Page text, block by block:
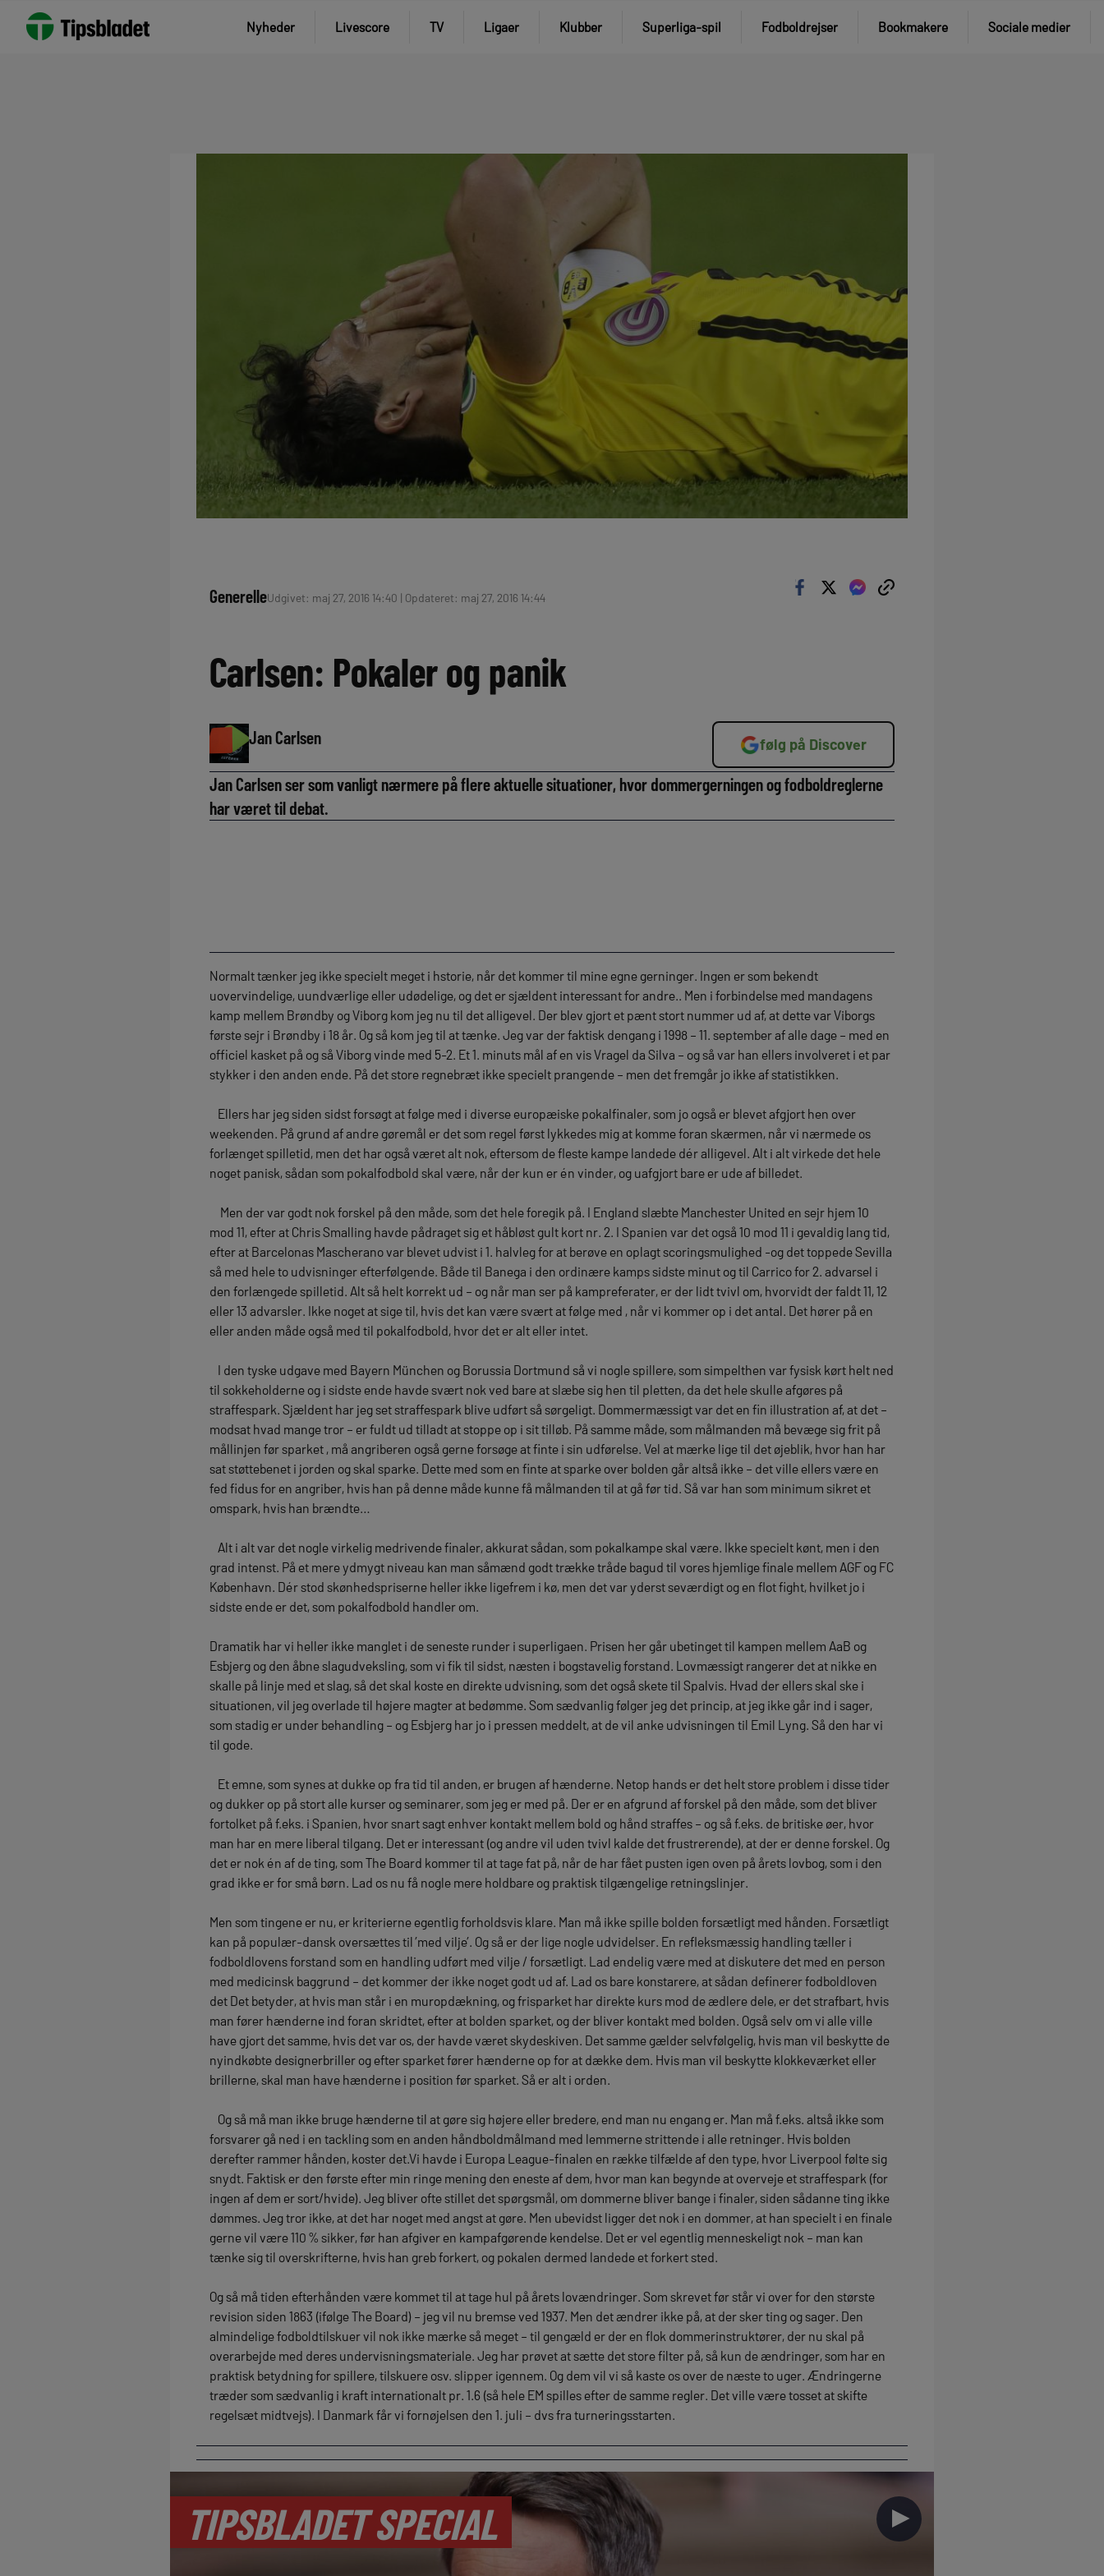
Nyheder Livescore TV Ligaer Klubber Superliga-spil Fodboldrejser Bookmakere Sociale medier
GenerelleUdgivet: maj 27, 2016 14:40 | Opdateret: maj 27, 2016 14:44
Carlsen: Pokaler og panik
Jan Carlsen følg på Discover
Jan Carlsen ser som vanligt nærmere på flere aktuelle situationer, hvor dommergerningen og fodboldreglerne
har været til debat.
Normalt tænker jeg ikke specielt meget i hstorie, når det kommer til mine egne gerninger. Ingen er som bekendt
uovervindelige, uundværlige eller udødelige, og det er sjældent interessant for andre.. Men i forbindelse med mandagens
kamp mellem Brøndby og Viborg kom jeg nu til det alligevel. Der blev gjort et pænt stort nummer ud af, at dette var Viborgs
første sejr i Brøndby i 18 år. Og så kom jeg til at tænke. Jeg var der faktisk dengang i 1998 – 11. september af alle dage – med en
officiel kasket på og så Viborg vinde med 5-2. Et 1. minuts mål af en vis Vragel da Silva – og så var han ellers involveret i et par
stykker i den anden ende. På det store regnebræt ikke specielt prangende – men det fremgår jo ikke af statistikken.
Ellers har jeg siden sidst forsøgt at følge med i diverse europæiske pokalfinaler, som jo også er blevet afgjort hen over
weekenden. På grund af andre gøremål er det som regel først lykkedes mig at komme foran skærmen, når vi nærmede os
forlænget spilletid, men det har også været alt nok, eftersom de fleste kampe landede dér alligevel. Alt i alt virkede det hele
noget panisk, sådan som pokalfodbold skal være, når der kun er én vinder, og uafgjort bare er ude af billedet.
Men der var godt nok forskel på den måde, som det hele foregik på. I England slæbte Manchester United en sejr hjem 10
mod 11, efter at Chris Smalling havde pådraget sig et håbløst gult kort nr. 2. I Spanien var det også 10 mod 11 i gevaldig lang tid,
efter at Barcelonas Mascherano var blevet udvist i 1. halvleg for at berøve en oplagt scoringsmulighed -og det toppede Sevilla
så med hele to udvisninger efterfølgende. Både til Banega i den ordinære kamps sidste minut og til Carrico for 2. advarsel i
den forlængede spilletid. Alt så helt korrekt ud – og når man ser på kampreferater, er der lidt tvivl om, hvorvidt der faldt 11, 12
eller 13 advarsler. Ikke noget at sige til, hvis det kan være svært at følge med , når vi kommer op i det antal. Det hører på en
eller anden måde også med til pokalfodbold, hvor det er alt eller intet.
I den tyske udgave med Bayern München og Borussia Dortmund så vi nogle spillere, som simpelthen var fysisk kørt helt ned
til sokkeholderne og i sidste ende havde svært nok ved bare at slæbe sig hen til pletten, da det hele skulle afgøres på
straffespark. Sjældent har jeg set straffespark blive udført så sørgeligt. Dommermæssigt var det en fin illustration af, at det –
modsat hvad mange tror – er fuldt ud tilladt at stoppe op i sit tilløb. På samme måde, som målmanden må bevæge sig frit på
mållinjen før sparket , må angriberen også gerne forsøge at finte i sin udførelse. Vel at mærke lige til det øjeblik, hvor han har
sat støttebenet i jorden og skal sparke. Dette med som en finte at sparke over bolden går altså ikke – det ville ellers være en
fed fidus for en angriber, hvis han på denne måde kunne få målmanden til at gå før tid. Så var han som minimum sikret et
omspark, hvis han brændte…
Alt i alt var det nogle virkelig medrivende finaler, akkurat sådan, som pokalkampe skal være. Ikke specielt kønt, men i den
grad intenst. På et mere ydmygt niveau kan man såmænd godt trække tråde bagud til vores hjemlige finale mellem AGF og FC
København. Dér stod skønhedspriserne heller ikke ligefrem i kø, men det var yderst seværdigt og en flot fight, hvilket jo i
sidste ende er det, som pokalfodbold handler om.
Dramatik har vi heller ikke manglet i de seneste runder i superligaen. Prisen her går ubetinget til kampen mellem AaB og
Esbjerg og den åbne slagudveksling, som vi fik til sidst, næsten i bogstavelig forstand. Lovmæssigt rangerer det at nikke en
skalle på linje med et slag, så det skal koste en direkte udvisning, som det også skete til Spalvis. Hvad der ellers skal ske i
situationen, vil jeg overlade til højere magter at bedømme. Som sædvanlig følger jeg det princip, at jeg ikke går ind i sager,
som stadig er under behandling – og Esbjerg har jo i pressen meddelt, at de vil anke udvisningen til Emil Lyng. Så den har vi
til gode.
Et emne, som synes at dukke op fra tid til anden, er brugen af hænderne. Netop hands er det helt store problem i disse tider
og dukker op på stort alle kurser og seminarer, som jeg er med på. Der er en afgrund af forskel på den måde, som det bliver
fortolket på f.eks. i Spanien, hvor snart sagt enhver kontakt mellem bold og hånd straffes – og så f.eks. de britiske øer, hvor
man har en mere liberal tilgang. Det er interessant (og andre vil uden tvivl kalde det frustrerende), at der er denne forskel. Og
det er nok én af de ting, som The Board kommer til at tage fat på, når de har fået pusten igen oven på årets lovbog, som i den
grad ikke er for små børn. Lad os nu få nogle mere holdbare og praktisk tilgængelige retningslinjer.
Men som tingene er nu, er kriterierne egentlig forholdsvis klare. Man må ikke spille bolden forsætligt med hånden. Forsætligt
kan på populær-dansk oversættes til ’med vilje’. Og så er der lige nogle udvidelser. En refleksmæssig handling tæller i
fodboldlovens forstand som en handling udført med vilje / forsætligt. Lad endelig være med at diskutere det med en person
med medicinsk baggrund – det kommer der ikke noget godt ud af. Lad os bare konstarere, at sådan definerer fodboldloven
det Det betyder, at hvis man står i en muropdækning, og frisparket har direkte kurs mod de ædlere dele, er det strafbart, hvis
man fører hænderne ind foran skridtet, efter at bolden sparket, og der bliver kontakt med bolden. Også selv om vi alle ville
have gjort det samme, hvis det var os, der havde været skydeskiven. Det samme gælder selvfølgelig, hvis man vil beskytte de
nyindkøbte designerbriller og efter sparket fører hænderne op for at dække dem. Hvis man vil beskytte klokkeværket eller
brillerne, skal man have hænderne i position før sparket. Så er alt i orden.
Og så må man ikke bruge hænderne til at gøre sig højere eller bredere, end man nu engang er. Man må f.eks. altså ikke som
forsvarer gå ned i en tackling som en anden håndboldmålmand med lemmerne strittende i alle retninger. Hvis bolden
derefter rammer hånden, koster det.Vi havde i Europa League-finalen en række tilfælde af den type, hvor Liverpool følte sig
snydt. Faktisk er den første efter min ringe mening den eneste af dem, hvor man kan begynde at overveje et straffespark (for
ingen af dem er sort/hvide). Jeg bliver ofte stillet det spørgsmål, om dommerne bliver bange i finaler, siden sådanne ting ikke
dømmes. Jeg tror ikke, at det har noget med angst at gøre. Men ubevidst ligger det nok i en dommer, at han specielt i en finale
gerne vil være 110 % sikker, før han afgiver en kampafgørende kendelse. Det er vel egentlig menneskeligt nok – man kan
tænke sig til overskrifterne, hvis han greb forkert, og pokalen dermed landede et forkert sted.
Og så må tiden efterhånden være kommet til at tage hul på årets lovændringer. Som skrevet før står vi over for den største
revision siden 1863 (ifølge The Board) – jeg vil nu bremse ved 1937. Men det ændrer ikke på, at der sker ting og sager. Den
almindelige fodboldtilskuer vil nok ikke mærke så meget – til gengæld er der en flok dommerinstruktører, der nu skal på
overarbejde med deres undervisningsmateriale. Jeg har prøvet at sætte det store filter på, så kun de ændringer, som har en
praktisk betydning for spillere, tilskuere osv. slipper igennem. Og dem vil vi så kaste os over de næste to uger. Ændringerne
træder som sædvanlig i kraft internationalt pr. 1.6 (så hele EM spilles efter de samme regler. Det ville være tosset at skifte
regelsæt midtvejs). I Danmark får vi fornøjelsen den 1. juli – dvs fra turneringsstarten.
TIPSBLADET SPECIAL ►